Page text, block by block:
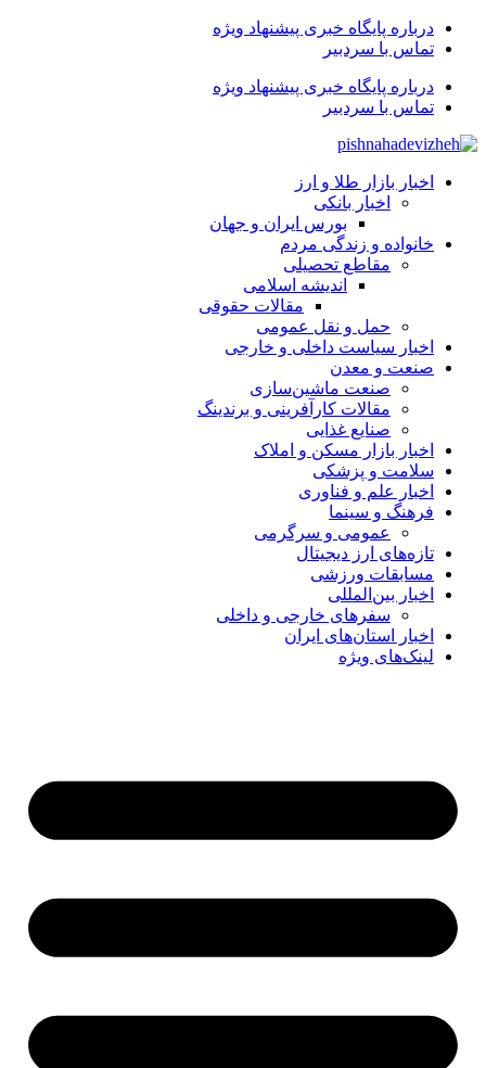
درباره پایگاه خبری پیشنهاد ویژه
تماس با سردبیر
درباره پایگاه خبری پیشنهاد ویژه
تماس با سردبیر
اخبار بازار طلا و ارز
اخبار بانکی
بورس ایران و جهان
خانواده و زندگی مردم
مقاطع تحصیلی
اندیشه اسلامی
مقالات حقوقی
حمل و نقل عمومی
اخبار سیاست داخلی و خارجی
صنعت و معدن
صنعت ماشین‌سازی
مقالات کارآفرینی و برندینگ
صنایع غذایی
اخبار بازار مسکن و املاک
سلامت و پزشکی
اخبار علم و فناوری
فرهنگ و سینما
عمومی و سرگرمی
تازه‌های ارز دیجیتال
مسابقات ورزشی
اخبار بین‌المللی
سفرهای خارجی و داخلی
اخبار استان‌های ایران
لینک‌های ویژه